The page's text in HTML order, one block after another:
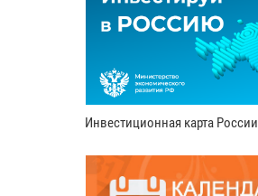
Инвестиционная карта России